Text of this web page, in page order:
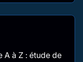
A à Z : étude de